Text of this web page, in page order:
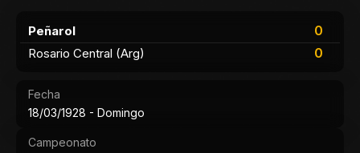
Peñarol
0
0
Rosario Central (Arg)
Fecha
18/03/1928 - Domingo
Campeonato